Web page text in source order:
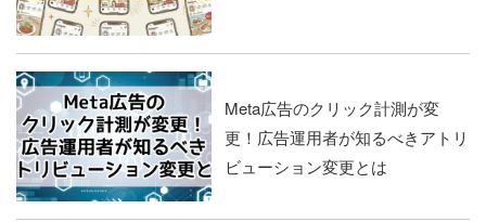
Meta広告のクリック計測が変
更！広告運用者が知るべきアトリ
ビューション変更とは